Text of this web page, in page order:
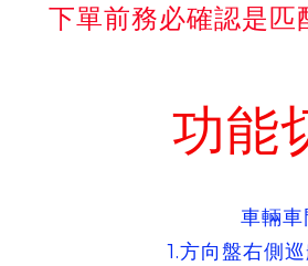
下單前務必確認是匹
功能切
車輛車門關
1.方向盤右側巡航控